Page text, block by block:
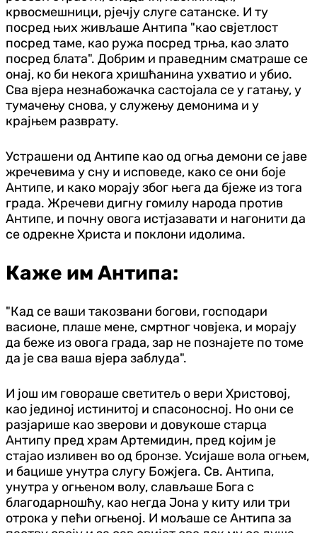
крвосмешници, рјечју слуге сатанске. И ту
посред њих живљаше Антипа "као свјетлост
посред таме, као ружа посред трња, као злато
посред блата". Добрим и праведним сматраше се
онај, ко би некога хришћанина ухватио и убио.
Сва вјера незнабожачка састојала се у гатању, у
тумачењу снова, у служењу демонима и у
крајњем разврату.
Устрашени од Антипе као од огња демони се јаве
жречевима у сну и исповеде, како се они боје
Антипе, и како морају због њега да бјеже из тога
града. Жречеви дигну гомилу народа против
Антипе, и почну овога истјазавати и нагонити да
се одрекне Христа и поклони идолима.
Каже им Антипа:
"Кад се ваши такозвани богови, господари
васионе, плаше мене, смртног човјека, и морају
да беже из овога града, зар не познајете по томе
да је сва ваша вјера заблуда".
И још им говораше светитељ о вери Христовој,
као јединој истинитој и спасоносној. Но они се
разјарише као зверови и довукоше старца
Антипу пред храм Артемидин, пред којим је
стајао изливен во од бронзе. Усијаше вола огњем,
и бацише унутра слугу Божјега. Св. Антипа,
унутра у огњеном волу, слављаше Бога с
благодарношћу, као негда Јона у киту или три
отрока у пећи огњеној. И мољаше се Антипа за